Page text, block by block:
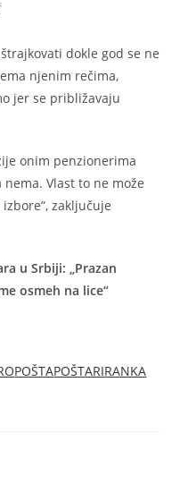
štrajkovati dokle god se ne
njenim rečima,
jer se približavaju
onim penzionerima
nema. Vlast to ne može
zaključuje
u Srbiji: „Prazan
osmeh na lice“
POŠTAPOŠTARIRANKA